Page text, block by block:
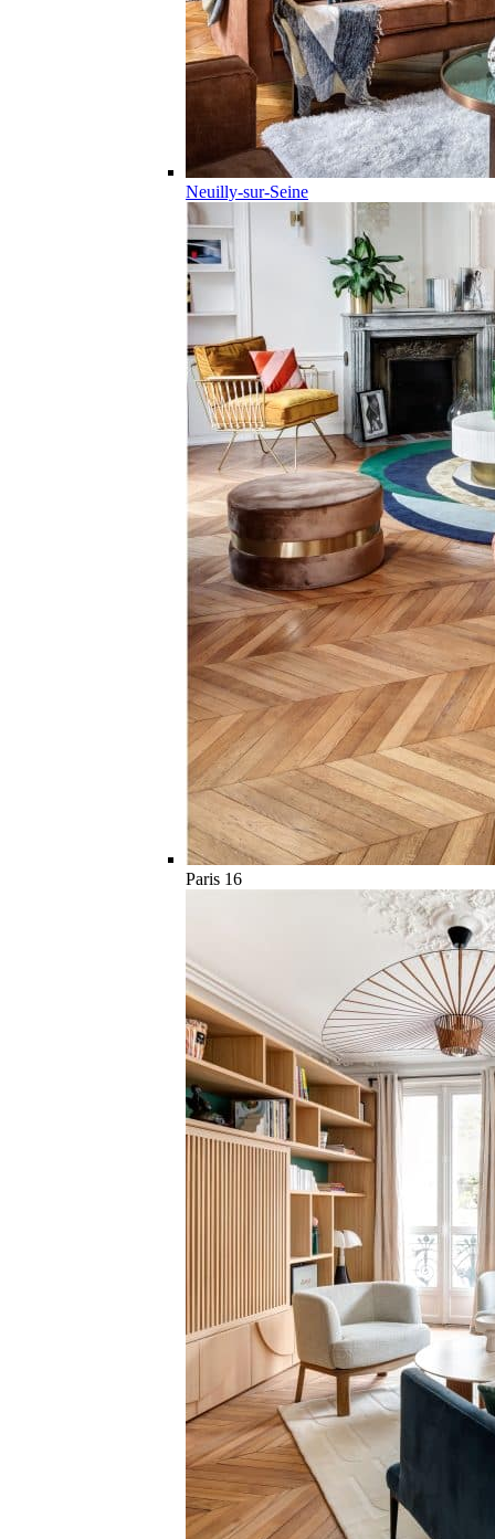
Neuilly-sur-Seine
Paris 16